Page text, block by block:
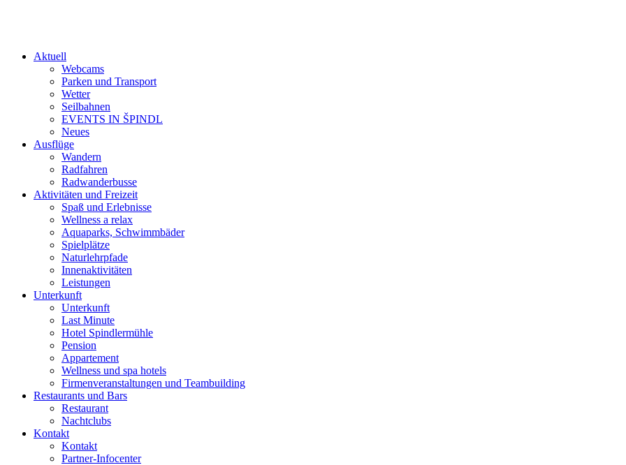
Aktuell
Webcams
Parken und Transport
Wetter
Seilbahnen
EVENTS IN ŠPINDL
Neues
Ausflüge
Wandern
Radfahren
Radwanderbusse
Aktivitäten und Freizeit
Spaß und Erlebnisse
Wellness a relax
Aquaparks, Schwimmbäder
Spielplätze
Naturlehrpfade
Innenaktivitäten
Leistungen
Unterkunft
Unterkunft
Last Minute
Hotel Spindlermühle
Pension
Appartement
Wellness und spa hotels
Firmenveranstaltungen und Teambuilding
Restaurants und Bars
Restaurant
Nachtclubs
Kontakt
Kontakt
Partner-Infocenter